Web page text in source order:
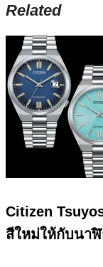
Related
Citizen
สีใหม่ให้กับนา